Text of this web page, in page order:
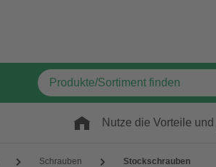
Nutze die Vorteile und
Schrauben Stockschrauben